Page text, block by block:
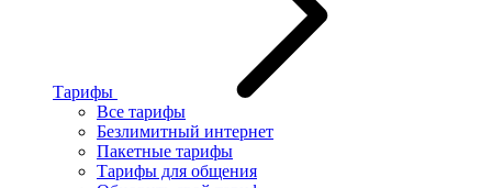
Тарифы
Все тарифы
Безлимитный интернет
Пакетные тарифы
Тарифы для общения